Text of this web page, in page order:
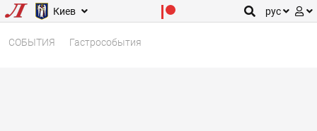
Киев рус
СОБЫТИЯ Гастрособытия